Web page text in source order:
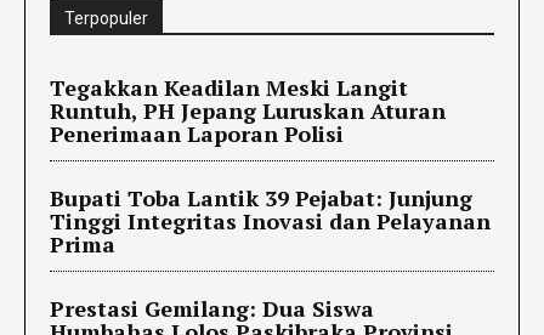
Terpopuler
Tegakkan Keadilan Meski Langit
Runtuh, PH Jepang Luruskan Aturan
Penerimaan Laporan Polisi
Bupati Toba Lantik 39 Pejabat: Junjung
Tinggi Integritas Inovasi dan Pelayanan
Prima
Prestasi Gemilang: Dua Siswa